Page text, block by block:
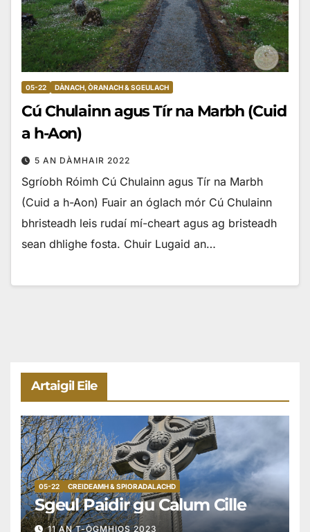
05-22 DÀNACH, ÒRANACH & SGEULACH
Cú Chulainn agus Tír na Marbh (Cuid
a h-Aon)
5 AN DÀMHAIR 2022
Sgríobh Róimh Cú Chulainn agus Tír na Marbh
(Cuid a h-Aon) Fuair an óglach mór Cú Chulainn
bhristeadh leis rudaí mí-cheart agus ag bristeadh
sean dhlighe fosta. Chuir Lugaid an…
Artaigil Eile
05-22 CREIDEAMH & SPIORADALACHD
Sgeul Paidir gu Calum Cille
11 AN T-ÒGMHIOS 2023